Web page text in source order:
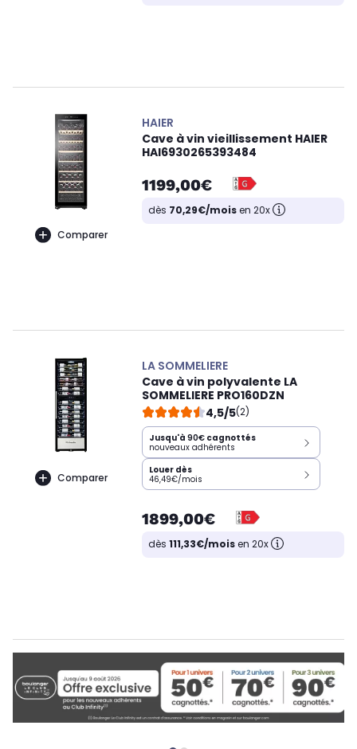
Comparer
HAIER
Cave à vin vieillissement HAIER
HAI6930265393484
1199,00€
dès 70,29€/moisen 20x
Comparer
LA SOMMELIERE
Cave à vin polyvalente LA
SOMMELIERE PRO160DZN
4,5/5(2)
Jusqu'à 90€ cagnottés
nouveaux adhérents
Louer dès
46,49€/mois
1899,00€
dès 111,33€/moisen 20x